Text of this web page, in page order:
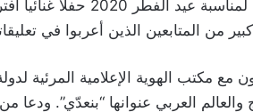
ويشار إلى أن الجسمي أحيى
من المتابعين الذين أعربوا في
مع مكتب الهوية الإعلامية المرئية
العربي عنوانها “بنعدّي”. ودعا من